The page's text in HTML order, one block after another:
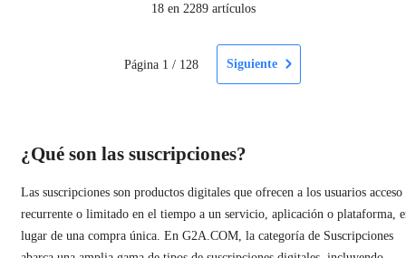
18 en 2289 artículos
Página 1 / 128 Siguiente
¿Qué son las suscripciones?
Las suscripciones son productos digitales que ofrecen a los usuarios acceso
recurrente o limitado en el tiempo a un servicio, aplicación o plataforma,
lugar de una compra única. En G2A.COM, la categoría de Suscripciones